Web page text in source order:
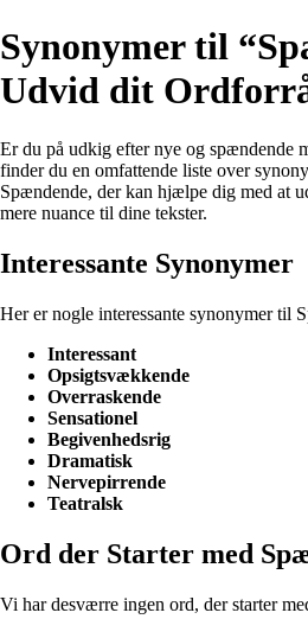
Synonymer til
Udvid dit
Er du på udkig efter nye og spændende
finder du en omfattende liste over
Spændende, der kan hjælpe dig med at
mere nuance til dine tekster.
Interessante Synonymer
Her er nogle interessante synonymer til
Interessant
Opsigtsvækkende
Overraskende
Sensationel
Begivenhedsrig
Dramatisk
Nervepirrende
Teatralsk
Ord der Starter med
Vi har desværre ingen ord, der starter